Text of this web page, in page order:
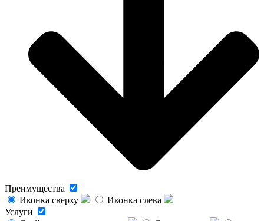
Преимущества
Иконка сверху
Иконка слева
Услуги